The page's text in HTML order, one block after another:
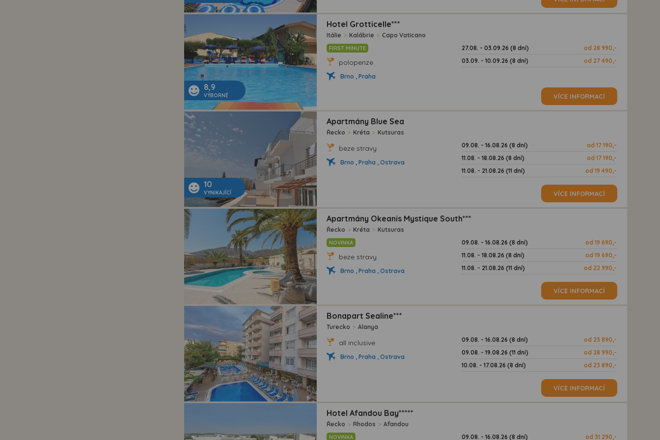
8,9
VÝBORNÉ
Hotel Grotticelle***
Itálie > Kalábrie > Capo Vaticano
FIRST MINUTE
polopenze
Brno , Praha
27.08. - 03.09.26 (8 dní)
od 28 990,-
03.09. - 10.09.26 (8 dní)
od 27 490,-
VÍCE INFORMACÍ
10
VYNIKAJÍCÍ
Apartmány Blue Sea
Řecko > Kréta > Kutsuras
beze stravy
Brno , Praha , Ostrava
09.08. - 16.08.26 (8 dní)
od 17 190,-
11.08. - 18.08.26 (8 dní)
od 17 190,-
11.08. - 21.08.26 (11 dní)
od 19 490,-
VÍCE INFORMACÍ
Apartmány Okeanis Mystique South***
Řecko > Kréta > Kutsuras
NOVINKA
beze stravy
Brno , Praha , Ostrava
09.08. - 16.08.26 (8 dní)
od 19 690,-
11.08. - 18.08.26 (8 dní)
od 19 690,-
11.08. - 21.08.26 (11 dní)
od 22 990,-
VÍCE INFORMACÍ
Bonapart Sealine***
Turecko > Alanya
all inclusive
Brno , Praha , Ostrava
09.08. - 16.08.26 (8 dní)
od 23 890,-
09.08. - 19.08.26 (11 dní)
od 28 990,-
10.08. - 17.08.26 (8 dní)
od 23 890,-
VÍCE INFORMACÍ
Hotel Afandou Bay*****
Řecko > Rhodos > Afandou
NOVINKA 09.08. - 16.08.26 (8 dní) od 31 290,-